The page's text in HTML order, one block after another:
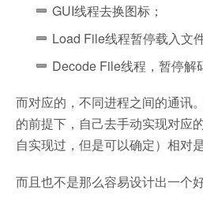
GUI线程去换图标；
Load File线程暂停载入文
Decode File线程，暂停解
而对应的，不同进程之间的通讯
的前提下，自己去手动实现对应
自实现过，但是可以确定）相对
而且也不是那么容易设计出一个